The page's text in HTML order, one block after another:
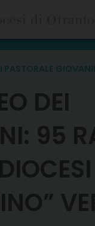
PASTORALE
DEI
95